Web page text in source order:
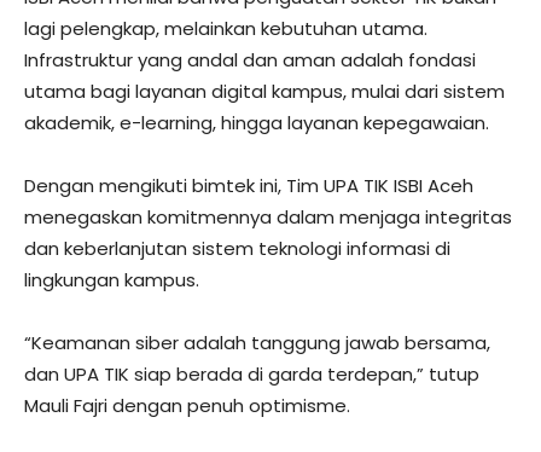
lagi pelengkap, melainkan kebutuhan utama.
Infrastruktur yang andal dan aman adalah fondasi
utama bagi layanan digital kampus, mulai dari sistem
akademik, e-learning, hingga layanan kepegawaian.
Dengan mengikuti bimtek ini, Tim UPA TIK ISBI Aceh
menegaskan komitmennya dalam menjaga integritas
dan keberlanjutan sistem teknologi informasi di
lingkungan kampus.
“Keamanan siber adalah tanggung jawab bersama,
dan UPA TIK siap berada di garda terdepan,” tutup
Mauli Fajri dengan penuh optimisme.